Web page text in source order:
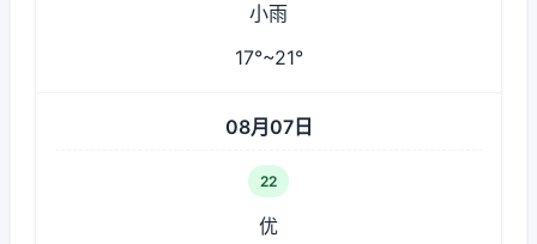
小雨
17°~21°
08月07日
22
优